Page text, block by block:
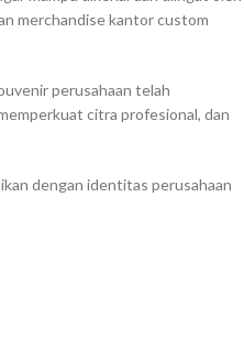
merchandise kantor custom
perusahaan telah
citra profesional, dan
dengan identitas perusahaan